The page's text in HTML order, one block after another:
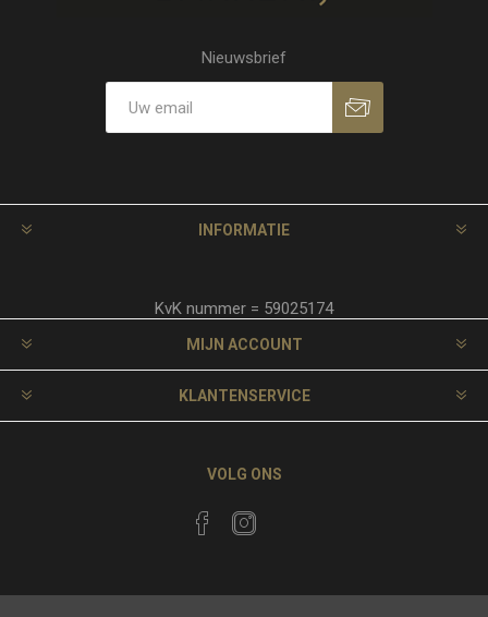
Nieuwsbrief
INFORMATIE
KvK nummer = 59025174
MIJN ACCOUNT
KLANTENSERVICE
VOLG ONS